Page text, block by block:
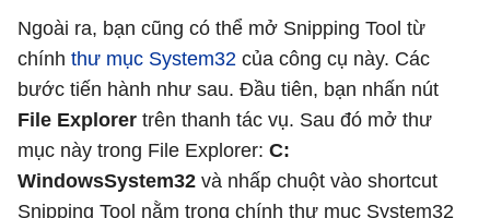
Ngoài ra, bạn cũng có thể mở Snipping Tool từ
chính thư mục System32 của công cụ này. Các
bước tiến hành như sau. Đầu tiên, bạn nhấn nút
File Explorer trên thanh tác vụ. Sau đó mở thư
mục này trong File Explorer: C:
WindowsSystem32 và nhấp chuột vào shortcut
Snipping Tool nằm trong chính thư mục System32